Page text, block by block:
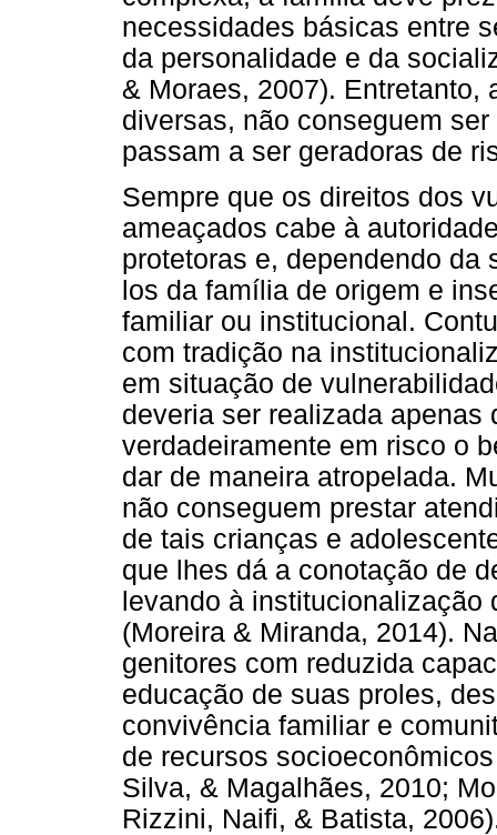
necessidades básicas entre
da personalidade e da
& Moraes, 2007). Entretanto,
diversas, não conseguem
passam a ser geradoras de
Sempre que os direitos dos
ameaçados cabe à
protetoras e, dependendo da
los da família de origem e
familiar ou institucional.
com tradição na
em situação de
deveria ser realizada apenas
verdadeiramente em risco o
dar de maneira atropelada.
não conseguem prestar
de tais crianças e
que lhes dá a conotação de
levando à institucionalização
(Moreira & Miranda, 2014).
genitores com reduzida
educação de suas proles,
convivência familiar e
de recursos
Silva, & Magalhães, 2010;
Rizzini, Naifi, & Batista,